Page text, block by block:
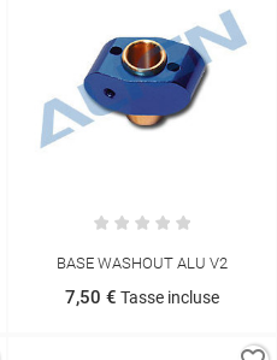
BASE WASHOUT ALU V2
7,50 € Tasse incluse